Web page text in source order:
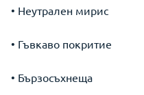
• Неутрален мирис
• Гъвкаво покритие
• Бързосъхнеща